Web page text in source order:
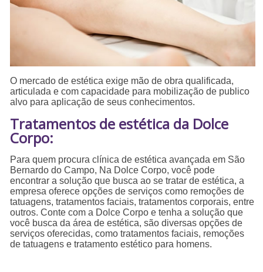
O mercado de estética exige mão de obra qualificada,
articulada e com capacidade para mobilização de publico
alvo para aplicação de seus conhecimentos.
Tratamentos de estética da Dolce
Corpo:
Para quem procura clínica de estética avançada em São
Bernardo do Campo, Na Dolce Corpo, você pode
encontrar a solução que busca ao se tratar de estética, a
empresa oferece opções de serviços como remoções de
tatuagens, tratamentos faciais, tratamentos corporais, entre
outros. Conte com a Dolce Corpo e tenha a solução que
você busca da área de estética, são diversas opções de
serviços oferecidas, como tratamentos faciais, remoções
de tatuagens e tratamento estético para homens.